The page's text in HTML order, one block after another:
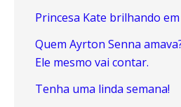
Princesa Kate brilhando
Quem Ayrton Senna
Ele mesmo vai contar.
Tenha uma linda semana!